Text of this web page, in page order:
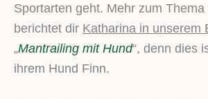
Sportarten geht. Mehr zum Thema
berichtet dir Katharina in unserem
„Mantrailing mit Hund“, denn dies
ihrem Hund Finn.